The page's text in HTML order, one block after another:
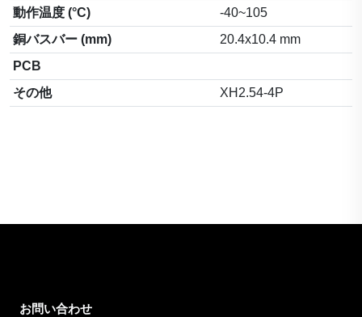
動作温度 (°C)
-40~105
銅バスバー (mm)
20.4x10.4 mm
PCB
その他
XH2.54-4P
お問い合わせ